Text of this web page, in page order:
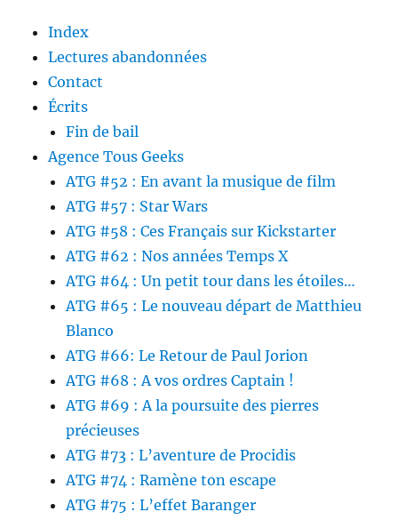
Index
Lectures abandonnées
Contact
Écrits
Fin de bail
Agence Tous Geeks
ATG #52 : En avant la musique de film
ATG #57 : Star Wars
ATG #58 : Ces Français sur Kickstarter
ATG #62 : Nos années Temps X
ATG #64 : Un petit tour dans les étoiles…
ATG #65 : Le nouveau départ de Matthieu
Blanco
ATG #66: Le Retour de Paul Jorion
ATG #68 : A vos ordres Captain !
ATG #69 : A la poursuite des pierres
précieuses
ATG #73 : L’aventure de Procidis
ATG #74 : Ramène ton escape
ATG #75 : L’effet Baranger